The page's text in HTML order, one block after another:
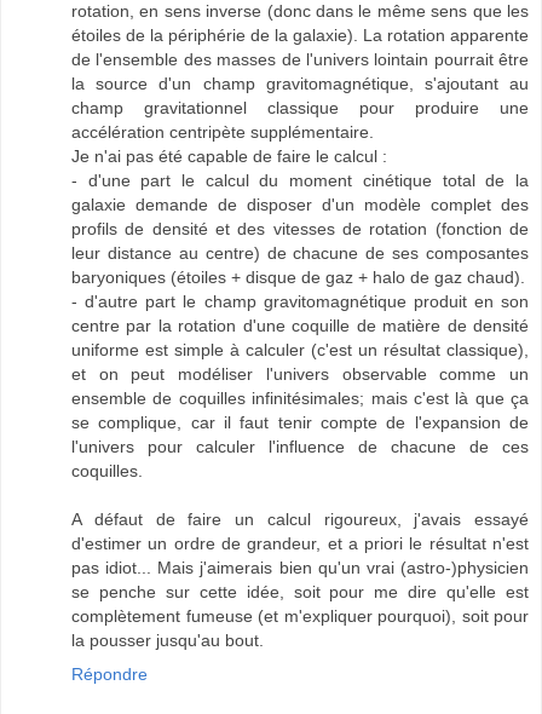
rotation, en sens inverse (donc dans le même sens que les
étoiles de la périphérie de la galaxie). La rotation apparente
de l'ensemble des masses de l'univers lointain pourrait être
la source d'un champ gravitomagnétique, s'ajoutant au
champ gravitationnel classique pour produire une
accélération centripète supplémentaire.
Je n'ai pas été capable de faire le calcul :
- d'une part le calcul du moment cinétique total de la
galaxie demande de disposer d'un modèle complet des
profils de densité et des vitesses de rotation (fonction de
leur distance au centre) de chacune de ses composantes
baryoniques (étoiles + disque de gaz + halo de gaz chaud).
- d'autre part le champ gravitomagnétique produit en son
centre par la rotation d'une coquille de matière de densité
uniforme est simple à calculer (c'est un résultat classique),
et on peut modéliser l'univers observable comme un
ensemble de coquilles infinitésimales; mais c'est là que ça
se complique, car il faut tenir compte de l'expansion de
l'univers pour calculer l'influence de chacune de ces
coquilles.
A défaut de faire un calcul rigoureux, j'avais essayé
d'estimer un ordre de grandeur, et a priori le résultat n'est
pas idiot... Mais j'aimerais bien qu'un vrai (astro-)physicien
se penche sur cette idée, soit pour me dire qu'elle est
complètement fumeuse (et m'expliquer pourquoi), soit pour
la pousser jusqu'au bout.
Répondre